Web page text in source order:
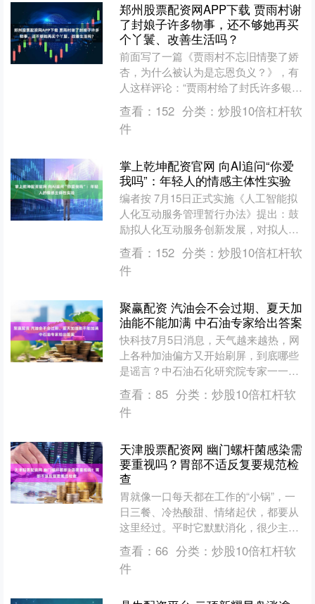
郑州股票配资网APP下载 贾雨村谢
了封娘子许多物事，还不够她再买
个丫鬟、改善生活吗？
前面写了一篇《贾雨村不忘旧情娶了娇
杏，为什么被认为是忘恩负义？》，有
人这样评论：“贾雨村给了封氏许多银
两，还不够封氏淘宝一堆丫鬟吗？实际
上‘贾雨村’只是因为和作....
查看： 152 分类： 炒股10倍杠杆软
件
掌上乾坤配资官网 向AI追问“你爱
我吗”：年轻人的情感主体性实验
编者按 7月15日正式实施《人工智能拟
人化互动服务管理暂行办法》提出：鼓
励拟人化互动服务创新发展，对拟人化
互动服务实行包容审慎和分类分级监
管，促进拟人化互动服务....
查看： 152 分类： 炒股10倍杠杆软
件
聚赢配资 汽油会不会过期、夏天加
油能不能加满 中石油专家给出答案
快科技7月5日消息，天气越来越热，网
上各种加油偏方又开始刷屏，到底哪些
是谣言？中石油石化研究院专家一一给
出权威解读。 很多车主疑惑汽油是否存
在保质期。 专家称汽....
查看： 85 分类： 炒股10倍杠杆软
件
天津股票配资网 幽门螺杆菌感染需
要重视吗？胃部不适反复要规范检
查
胃就像一口每天都在工作的“小锅”，一
日三餐、冷热酸甜、情绪起伏，都要从
这里经过。平时它默默消化，很少主
动“喊苦”。可一旦里面住进了幽门螺杆
菌，这口小锅的锅壁就可....
查看： 66 分类： 炒股10倍杠杆软
件